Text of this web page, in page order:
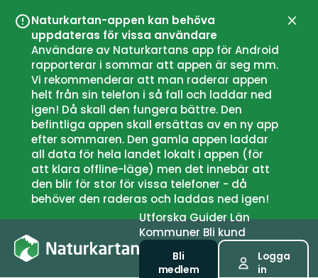
Naturkartan-appen kan behöva
uppdateras för vissa användare
Användare av Naturkartans app för Android
rapporterar i sommar att appen är seg mm.
Vi rekommenderar att man raderar appen
helt från sin telefon i så fall och laddar ned
igen! Då skall den fungera bättre. Den
befintliga appen skall ersättas av en ny app
efter sommaren. Den gamla appen laddar
all data för hela landet lokalt i appen (för
att klara offline-läge) men det innebär att
den blir för stor för vissa telefoner - då
behöver den raderas och laddas ned igen!
UtforskaGuiderLän
Kommuner Bli kund
Bli
medlem
Logga
in